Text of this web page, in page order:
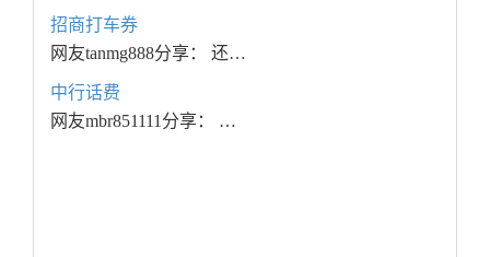
招商打车券
网友tanmg888分享： 还…
中行话费
网友mbr851111分享： …